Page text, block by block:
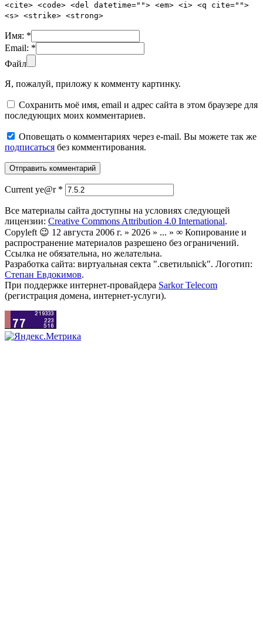
<cite> <code> <del datetime=""> <em> <i> <q cite="">
<s> <strike> <strong>
Имя: *
Email: *
Файл
Я, пожалуй, приложу к комменту картинку.
Сохранить моё имя, email и адрес сайта в этом браузере для
последующих моих комментариев.
Оповещать о комментариях через e-mail. Вы можете так же
подписаться без комментирования.
Current ye@r *
Все материалы сайта доступны на условиях следующей
лицензии: Creative Commons Attribution 4.0 International.
Copyleft 😉 12 августа 2006 г. » 2026 » ... » ∞ Копирование и
распространение материалов разрешено без ограничений.
Ссылка не обязательна, но желательна.
Разработка сайта: виртуальная секта ".светильnick". Логотип:
Степан Евдокимов.
При поддержке интернет-провайдера Sarkor Telecom
(регистрация домена, интернет-услуги).